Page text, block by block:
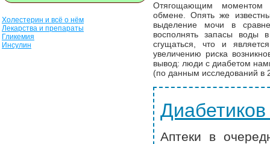
Холестерин и всё о нём
Лекарства и препараты
Гликемия
Инсулин
Отягощающим моментом
обмене. Опять же
выделение мочи в
восполнять запасы воды
сгущаться, что и
увеличению риска
вывод: люди с диабетом
(по данным исследований в
Аптеки в